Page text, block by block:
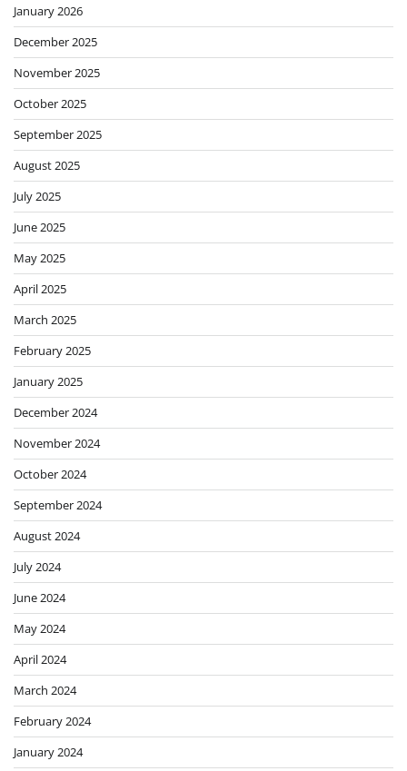
January 2026
December 2025
November 2025
October 2025
September 2025
August 2025
July 2025
June 2025
May 2025
April 2025
March 2025
February 2025
January 2025
December 2024
November 2024
October 2024
September 2024
August 2024
July 2024
June 2024
May 2024
April 2024
March 2024
February 2024
January 2024